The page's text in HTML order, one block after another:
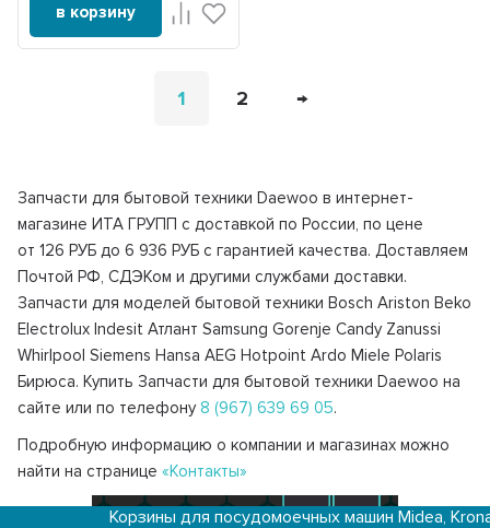
в корзину
1 2 →
Запчасти для бытовой техники Daewoo в интернет-
магазине ИТА ГРУПП с доставкой по России, по цене
от 126 РУБ до 6 936 РУБ с гарантией качества. Доставляем
Почтой РФ, СДЭКом и другими службами доставки.
Запчасти для моделей бытовой техники Bosch Ariston Beko
Electrolux Indesit Атлант Samsung Gorenje Candy Zanussi
Whirlpool Siemens Hansa AEG Hotpoint Ardo Miele Polaris
Бирюса. Купить Запчасти для бытовой техники Daewoo на
сайте или по телефону8 (967) 639 69 05.
Подробную информацию о компании и магазинах можно
найти на странице«Контакты»
Корзины для посудомоечных машин Midea, Krona, Kaiser и